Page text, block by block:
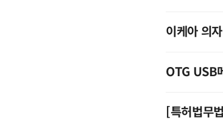
이케아 의
OTG USB
[특허법무